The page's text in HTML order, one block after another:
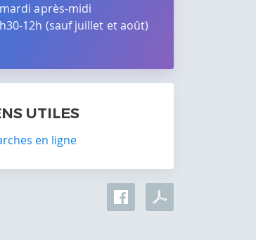
après-midi
12h (sauf juillet et août)
UTILES
en ligne